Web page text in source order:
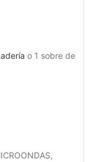
o 1 sobre de